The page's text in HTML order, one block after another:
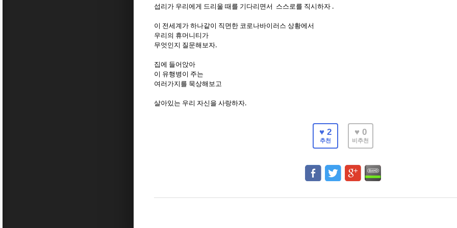
섭리가 우리에게 드리울 때를 기다리면서 스스로를 직시하자 .
이 전세계가 하나같이 직면한 코로나바이러스 상황에서
우리의 휴머니티가
무엇인지 질문해보자.
집에 들어앉아
이 유행병이 주는
여러가지를 묵상해보고
살아있는 우리 자신을 사랑하자.
♥ 2
추천
♥ 0
비추천